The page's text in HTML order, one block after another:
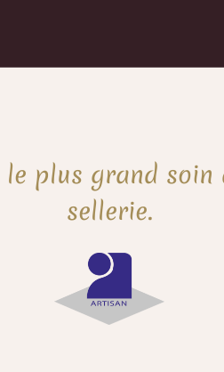
plus grand
sellerie.